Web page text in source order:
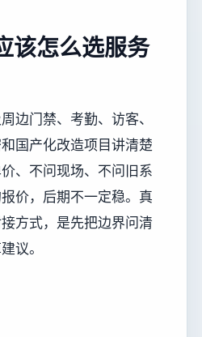
该怎么选服务
边门禁、考勤、访客、
国产化改造项目讲清楚
、不问现场、不问旧系
价，后期不一定稳。真
方式，是先把边界问清
议。